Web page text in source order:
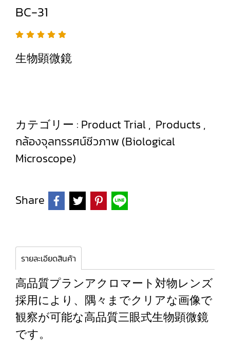
BC-31
生物顕微鏡
カテゴリー : Product Trial, Products ,
กล้องจุลทรรศน์ชีวภาพ (Biological
Microscope)
Share
รายละเอียดสินค้า
高品質プランアクロマート対物レンズ
採用により、隅々までクリアな画像で
観察が可能な高品質三眼式生物顕微鏡
です。